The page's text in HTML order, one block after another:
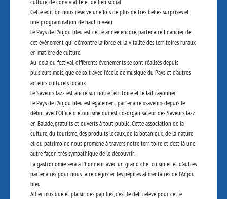
culture, de convivialité et de lien social.
Cette édition nous réserve une fois de plus de très belles surprises et
une programmation dehaut niveau.
Le Pays de l’Anjou bleu est cette année encore, partenaire financier de
cet évènement qui démontre la force et la vitalité des territoires ruraux
en matière de culture.
Au-delà du festival, différents évènements se sont réalisés depuis
plusieurs mois, que ce soitavec l’école de musique du Pays et d’autres
acteurs culturels locaux.
Le SaveursJazz est ancré sur notre territoire et le fait rayonner.
Le Pays de l’Anjou bleu est également partenaire«saveur»depuis le
début avecl’Officed etourisme qui est co-organisateurdesSaveursJazz
en Balade, gratuits et ouverts àtout public.Cetteassociation de la
culture, du tourisme, des produits locaux, de la botanique,de la nature
et du patrimoine nous promène à travers notre territoire et c’est là une
autrefaçon très sympathique de le découvrir.
La gastronomie sera à l’honneur avec un grand chef cuisinier et d’autres
partenaires pour nousfaire déguster les pépites alimentaires de l’Anjou
bleu.
Allier musique et plaisir des papilles, c’est le défi relevé pour cette